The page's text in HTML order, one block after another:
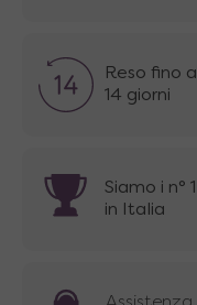
Reso fino a
14 giorni
Siamo i n° 1
in Italia